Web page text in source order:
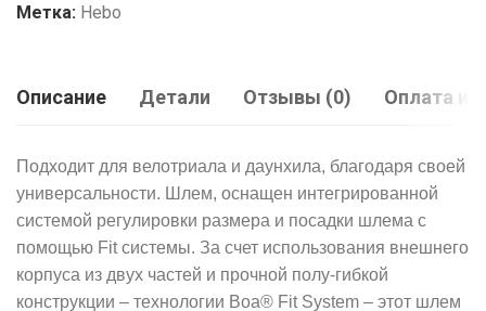
Метка: Hebo
Описание Детали Отзывы (0) Оплата и
Подходит для велотриала и даунхила, благодаря своей
универсальности. Шлем, оснащен интегрированной
системой регулировки размера и посадки шлема с
помощью Fit системы. За счет использования внешнего
корпуса из двух частей и прочной полу-гибкой
конструкции – технологии Boa® Fit System – этот шлем